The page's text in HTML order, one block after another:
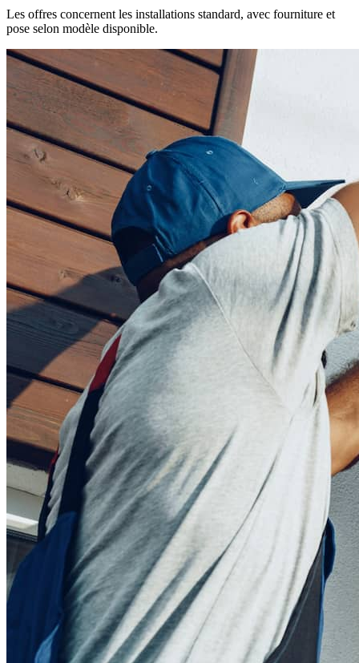
Les offres concernent les installations standard, avec fourniture et
pose selon modèle disponible.